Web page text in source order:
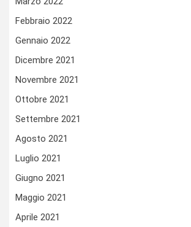
Febbraio 2022
Gennaio 2022
Dicembre 2021
Novembre 2021
Ottobre 2021
Settembre 2021
Agosto 2021
Luglio 2021
Giugno 2021
Maggio 2021
Aprile 2021